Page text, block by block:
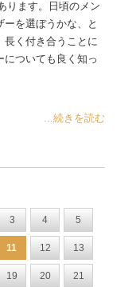
ります。日頃のメン
を選ぼうかな、と
長く付き合うことに
についても良く知っ
...続きを読む
3 4 5
11 12 13
19 20 21